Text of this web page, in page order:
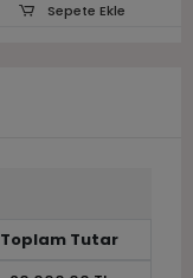
Sepete Ekle
Toplam Tutar